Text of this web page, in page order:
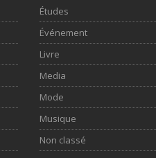
Études
Événement
Livre
Media
Mode
Musique
Non classé